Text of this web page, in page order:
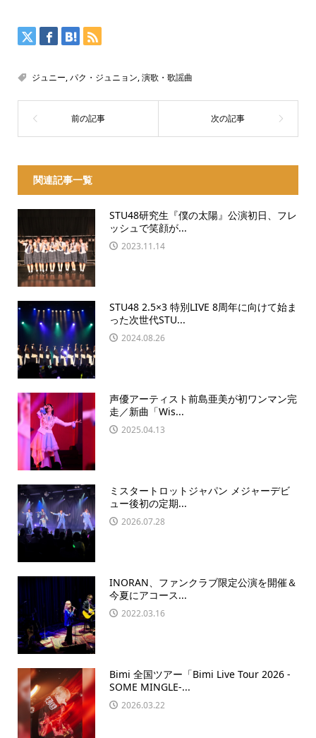
ジュニー,パク・ジュニョン,演歌・歌謡曲
関連記事一覧
STU48研究生『僕の太陽』公演初日、フレ
ッシュで笑顔が...
2023.11.14
STU48 2.5×3 特別LIVE 8周年に向けて始ま
った次世代STU...
2024.08.26
声優アーティスト前島亜美が初ワンマン完
走／新曲「Wis...
2025.04.13
ミスタートロットジャパン メジャーデビ
ュー後初の定期...
2026.07.28
INORAN、ファンクラブ限定公演を開催＆
今夏にアコース...
2022.03.16
Bimi 全国ツアー「Bimi Live Tour 2026 -
SOME MINGLE-...
2026.03.22